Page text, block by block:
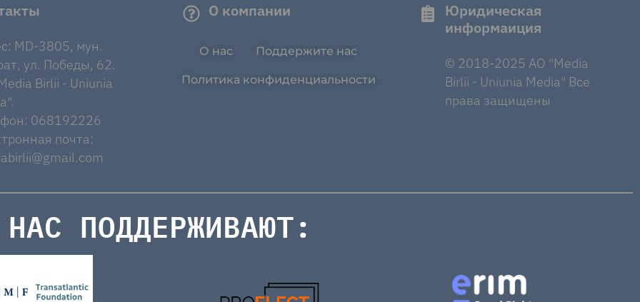
MD-3805, мун.
ул. Победы, 62.
Birlii - Uniunia
068192226
почта:
О компании
О нас Поддержите нас
Политика конфиденциальности
Юридическая
информаиция
© 2018-2025 AO "Media
Birlii - Uniunia Media" Все
права защищены
НАС ПОДДЕРЖИВАЮТ: